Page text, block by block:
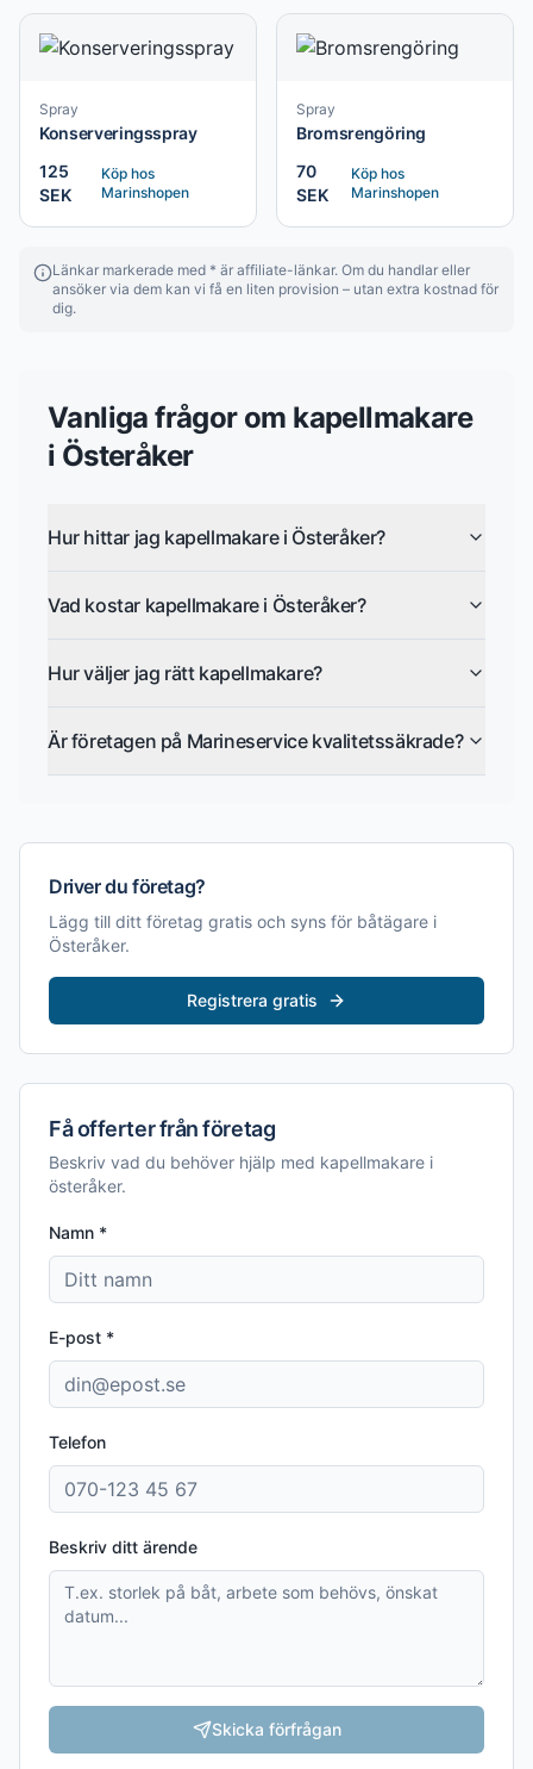
Spray
Konserveringsspray
125
SEK
Köp hos
Marinshopen
Spray
Bromsrengöring
70
SEK
Köp hos
Marinshopen
Länkar markerade med * är affiliate-länkar. Om du handlar eller
ansöker via dem kan vi få en liten provision – utan extra kostnad för
dig.
Vanliga frågor om kapellmakare
i Österåker
Hur hittar jag kapellmakare i Österåker?
Vad kostar kapellmakare i Österåker?
Hur väljer jag rätt kapellmakare?
Är företagen på Marineservice kvalitetssäkrade?
Driver du företag?
Lägg till ditt företag gratis och syns för båtägare i
Österåker.
Registrera gratis
Få offerter från företag
Beskriv vad du behöver hjälp med kapellmakare i
österåker.
Namn *
E-post *
Telefon
Beskriv ditt ärende
Skicka förfrågan